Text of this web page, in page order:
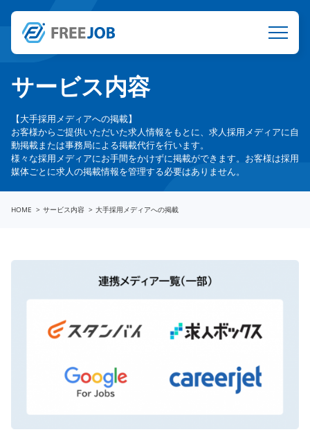
サービス内容
【大手採用メディアへの掲載】
お客様からご提供いただいた求人情報をもとに、求人採用メディアに自
動掲載または事務局による掲載代行を行います。
様々な採用メディアにお手間をかけずに掲載ができます。お客様は採用
媒体ごとに求人の掲載情報を管理する必要はありません。
HOME サービス内容 大手採用メディアへの掲載